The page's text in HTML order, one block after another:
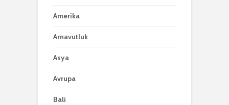
Amerika
Arnavutluk
Asya
Avrupa
Bali